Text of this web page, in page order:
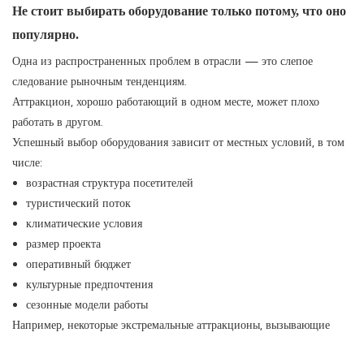
Не стоит выбирать оборудование только потому, что оно
популярно.
Одна из распространенных проблем в отрасли — это слепое
следование рыночным тенденциям.
Аттракцион, хорошо работающий в одном месте, может плохо
работать в другом.
Успешный выбор оборудования зависит от местных условий, в том
числе:
возрастная структура посетителей
туристический поток
климатические условия
размер проекта
оперативный бюджет
культурные предпочтения
сезонные модели работы
Например, некоторые экстремальные аттракционы, вызывающие